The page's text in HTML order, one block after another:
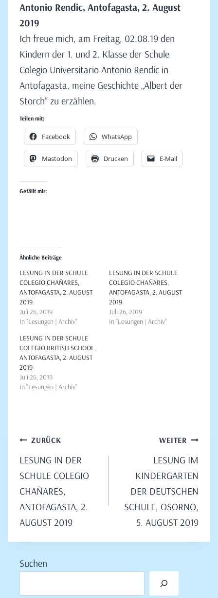
Antonio Rendic, Antofagasta, 2. August
2019
Ich freue mich, am Freitag, 02.08.19 den
Kindern der 1. und 2. Klasse der Schule
Colegio Universitario Antonio Rendic in
Antofagasta, meine Geschichte „Albert der
Storch“ zu erzählen.
Teilen mit:
Facebook WhatsApp
Mastodon Drucken E-Mail
Gefällt mir:
Ähnliche Beiträge
LESUNG IN DER SCHULE
COLEGIO CHAÑARES,
ANTOFAGASTA, 2. AUGUST
2019
Juli 26, 2019
In "Lesungen | Archiv"
LESUNG IN DER SCHULE
COLEGIO CHAÑARES,
ANTOFAGASTA, 2. AUGUST
2019
Juli 26, 2019
In "Lesungen | Archiv"
LESUNG IN DER SCHULE
COLEGIO BRITISH SCHOOL,
ANTOFAGASTA, 2. AUGUST
2019
Juli 26, 2019
In "Lesungen | Archiv"
Beitragsnavigation
ZURÜCK
LESUNG IN DER
SCHULE COLEGIO
CHAÑARES,
ANTOFAGASTA, 2.
AUGUST 2019
WEITER
LESUNG IM
KINDERGARTEN
DER DEUTSCHEN
SCHULE, OSORNO,
5. AUGUST 2019
Suchen